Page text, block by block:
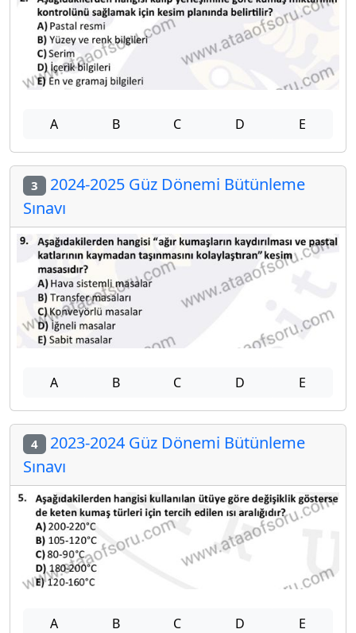
A B C D E
3 2024-2025 Güz Dönemi Bütünleme
Sınavı
A B C D E
4 2023-2024 Güz Dönemi Bütünleme
Sınavı
A B C D E